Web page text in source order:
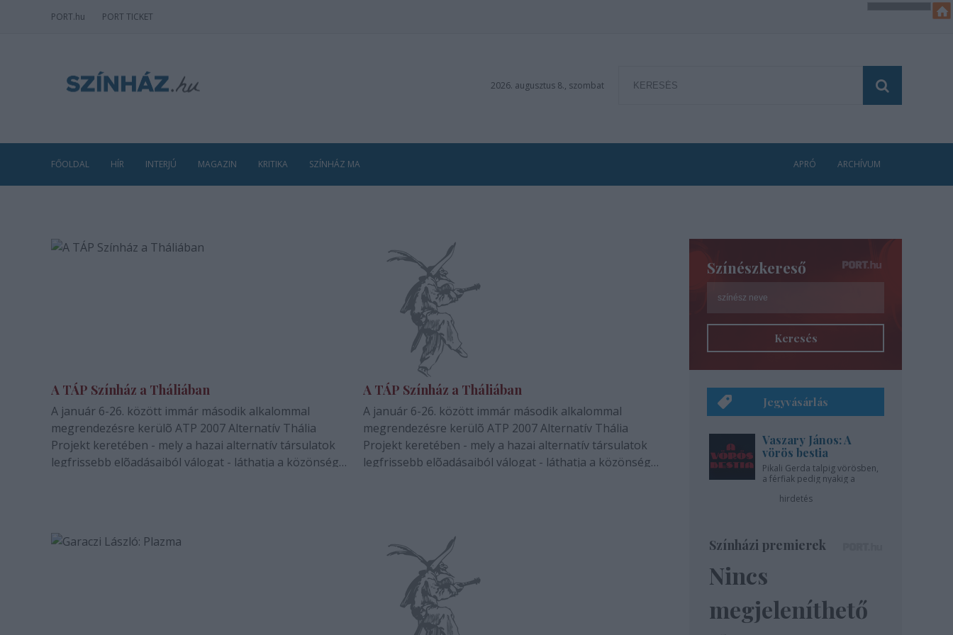
PORT.hu PORT TICKET
2026. augusztus 8., szombat
FŐOLDAL HÍR INTERJÚ MAGAZIN KRITIKA SZÍNHÁZ MA APRÓ ARCHÍVUM
A TÁP Színház a Tháliában
A január 6-26. között immár második alkalommal
megrendezésre kerülõ ATP 2007 Alternatív Thália
Projekt keretében - mely a hazai alternatív társulatok
legfrissebb elõadásaiból válogat - láthatja a közönség a
A TÁP Színház a Tháliában
A január 6-26. között immár második alkalommal
megrendezésre kerülõ ATP 2007 Alternatív Thália
Projekt keretében - mely a hazai alternatív társulatok
legfrissebb elõadásaiból válogat - láthatja a közönség a
Színészkereső
Keresés
Jegyvásárlás
Vaszary János: A
vörös bestia
Pikali Gerda talpig vörösben,
a férfiak pedig nyakig a
hirdetés
Színházi premierek
Nincs
megjeleníthető